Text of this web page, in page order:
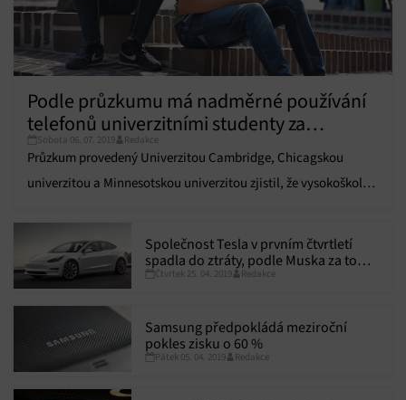
Podle průzkumu má nadměrné používání
telefonů univerzitními studenty za
následek horší známky, problém s pitím
nebo větší počet sexuálních partnerů
Sobota 06. 07. 2019 Redakce
Průzkum provedený Univerzitou Cambridge, Chicagskou
univerzitou a Minnesotskou univerzitou zjistil, že vysokoškolští
Společnost Tesla v prvním čtvrtletí
spadla do ztráty, podle Muska za to
může především logistika
Čtvrtek 25. 04. 2019 Redakce
Samsung předpokládá meziroční
pokles zisku o 60 %
Pátek 05. 04. 2019 Redakce